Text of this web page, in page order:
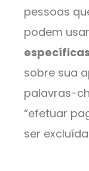
pessoas
podem usar
específicas
sobre sua
palavras-
“efetuar
ser